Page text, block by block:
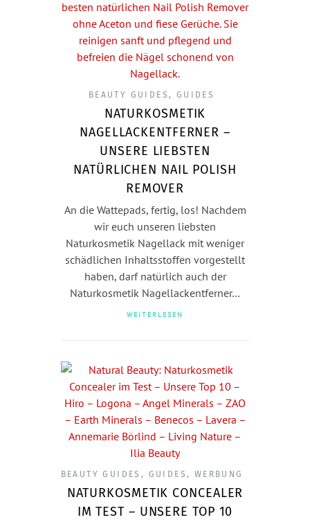
BEAUTY GUIDES , GUIDES
NATURKOSMETIK
NAGELLACKENTFERNER –
UNSERE LIEBSTEN
NATÜRLICHEN NAIL POLISH
REMOVER
An die Wattepads, fertig, los! Nachdem
wir euch unseren liebsten
Naturkosmetik Nagellack mit weniger
schädlichen Inhaltsstoffen vorgestellt
haben, darf natürlich auch der
Naturkosmetik Nagellackentferner…
WEITERLESEN
BEAUTY GUIDES , GUIDES , WERBUNG
NATURKOSMETIK CONCEALER
IM TEST – UNSERE TOP 10